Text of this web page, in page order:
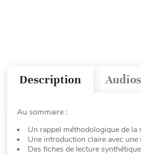
Audios
Description
Au sommaire :
Un rappel méthodologique de la
Une introduction claire avec
Des fiches de lecture